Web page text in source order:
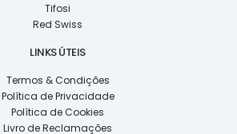
Tifosi
Red Swiss
LINKS ÚTEIS
Termos & Condições
Política de Privacidade
Política de Cookies
Livro de Reclamações